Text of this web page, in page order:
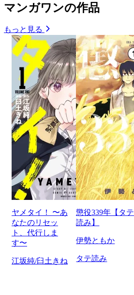
マンガワンの作品
もっと見る
ヤメタイ！ 〜あ
なたのリセッ
ト、代行しま
す〜
江坂純/臼土きね
懲役339年【タテ
読み】
伊勢ともか
タテ読み